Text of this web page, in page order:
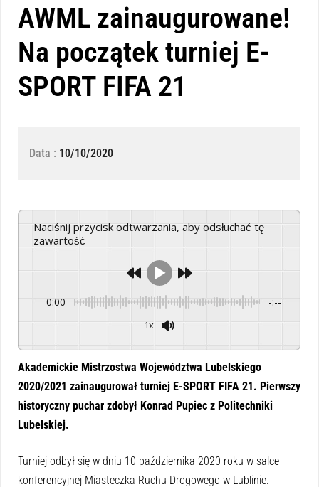
AWML zainaugurowane!
Na początek turniej E-
SPORT FIFA 21
Data : 10/10/2020
Naciśnij przycisk odtwarzania, aby odsłuchać tę
zawartość
0:00 -:--
1x
Akademickie Mistrzostwa Województwa Lubelskiego
2020/2021 zainaugurował turniej E-SPORT FIFA 21. Pierwszy
historyczny puchar zdobył Konrad Pupiec z Politechniki
Lubelskiej.
Turniej odbył się w dniu 10 października 2020 roku w salce
konferencyjnej Miasteczka Ruchu Drogowego w Lublinie.